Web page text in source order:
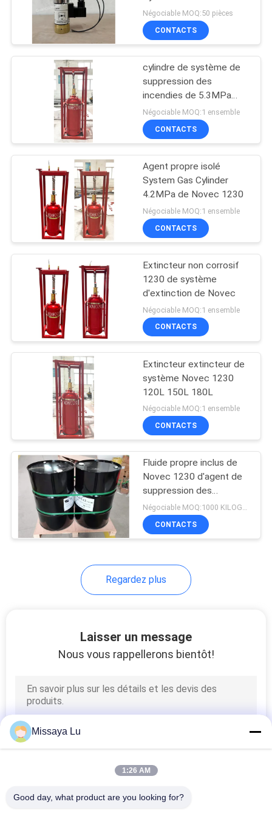
DU
PRIVACY
POLICY
l'incendie non corrosif
NOVEC 1230
Négociable MOQ:50 pièces
CONTACTS
cylindre de système de
suppression des
incendies de 5.3MPa
Novec 1230 sans
pollution
Négociable MOQ:1 ensemble
CONTACTS
Agent propre isolé
System Gas Cylinder
4.2MPa de Novec 1230
Négociable MOQ:1 ensemble
CONTACTS
Extincteur non corrosif
1230 de système
d'extinction de Novec
Négociable MOQ:1 ensemble
CONTACTS
Extincteur extincteur de
système Novec 1230
120L 150L 180L
Négociable MOQ:1 ensemble
CONTACTS
Fluide propre inclus de
Novec 1230 d'agent de
suppression des
incendies d'inondation
pour la bibliothèque
Négociable MOQ:1000 KILOGRAMMES
CONTACTS
Regardez plus
Laisser un message
Nous vous rappellerons bientôt!
Missaya Lu
1:26 AM
Good day, what product are you looking for?